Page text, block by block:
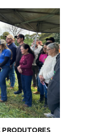
PRODUTORES